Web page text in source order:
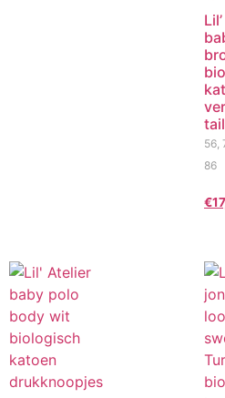
56,
86
€